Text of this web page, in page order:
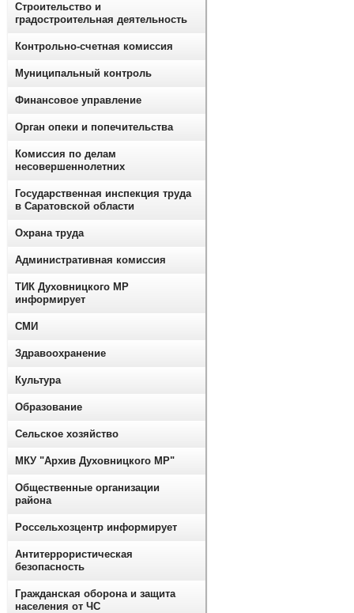
Строительство и
градостроительная деятельность
Контрольно-счетная комиссия
Муниципальный контроль
Финансовое управление
Орган опеки и попечительства
Комиссия по делам
несовершеннолетних
Государственная инспекция труда
в Саратовской области
Охрана труда
Административная комиссия
ТИК Духовницкого МР
информирует
СМИ
Здравоохранение
Культура
Образование
Сельское хозяйство
МКУ "Архив Духовницкого МР"
Общественные организации
района
Россельхозцентр информирует
Антитеррористическая
безопасность
Гражданская оборона и защита
населения от ЧС